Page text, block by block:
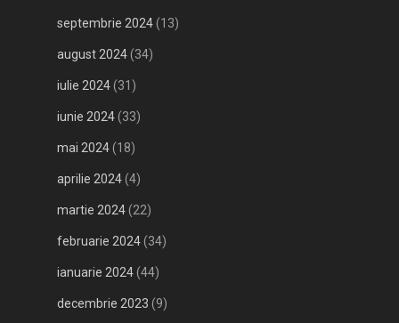
septembrie 2024(13)
august 2024(34)
iulie 2024(31)
iunie 2024(33)
mai 2024(18)
aprilie 2024(4)
martie 2024(22)
februarie 2024(34)
ianuarie 2024(44)
decembrie 2023 (9)